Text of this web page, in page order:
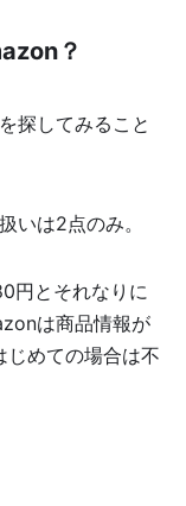
？
探してみること
いは2点のみ。
円とそれなりに
は商品情報が
じめての場合は不